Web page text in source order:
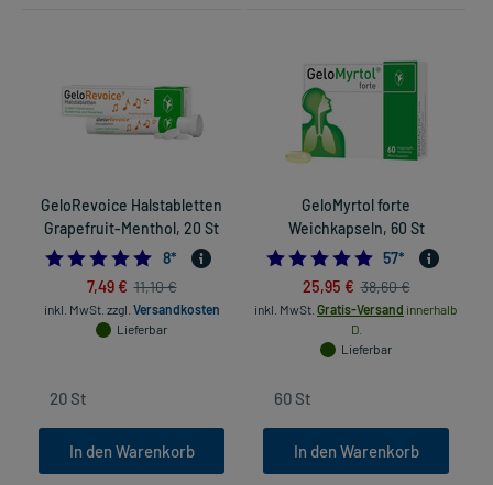
GeloRevoice Halstabletten
Grapefruit-Menthol, 20 St
4.875
8*
7,49 € 11,10 €
inkl. MwSt. zzgl. Versandkosten
Lieferbar
In den Warenkorb
GeloMyrtol forte
Weichkapseln, 60 St
57*
25,95 € 38,60 €
inkl. MwSt. Gratis-Versand innerhalb
D.
Lieferbar
In den Warenkorb